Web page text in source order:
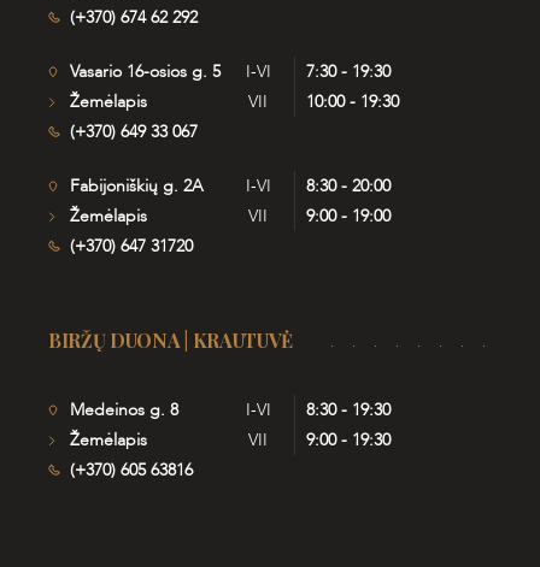
(+370) 674 62 292
Vasario 16-osios g. 5
Žemėlapis
(+370) 649 33 067
I-VI
7:30 - 19:30
VII
10:00 - 19:30
Fabijoniškių g. 2A
Žemėlapis
(+370) 647 31720
I-VI
8:30 - 20:00
VII
9:00 - 19:00
BIRŽŲ DUONA | KRAUTUVĖ
Medeinos g. 8
Žemėlapis
(+370) 605 63816
I-VI
8:30 - 19:30
VII
9:00 - 19:30